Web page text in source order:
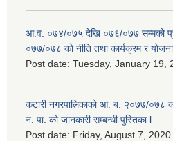
आ.व. ०७४/०७५ देखि ०७६/०७७ सम्मको
०७७/०७८ को नीति तथा कार्यक्रम र
Post date: Tuesday, January 19,
कटारी नगरपालिकाको आ. ब. २०७७/०७८
न. पा. को जानकारी सम्बन्धी पुस्तिका l
Post date: Friday, August 7,